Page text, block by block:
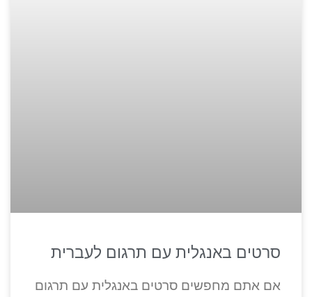
סרטים באנגלית עם תרגום לעברית
אם אתם מחפשים סרטים באנגלית עם תרגום